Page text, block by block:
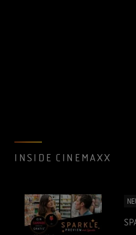
INSIDE CINEMAXX